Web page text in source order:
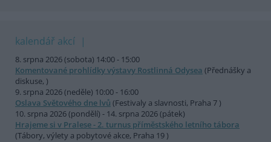
kalendář akcí
8. srpna 2026 (sobota) 14:00 - 15:00
Komentované prohlídky výstavy Rostlinná Odysea (Přednášky a
diskuse, )
9. srpna 2026 (neděle) 10:00 - 16:00
Oslava Světového dne lvů (Festivaly a slavnosti, Praha 7 )
10. srpna 2026 (pondělí) - 14. srpna 2026 (pátek)
Hrajeme si v Pralese - 2. turnus příměstského letního tábora
(Tábory, výlety a pobytové akce, Praha 19 )